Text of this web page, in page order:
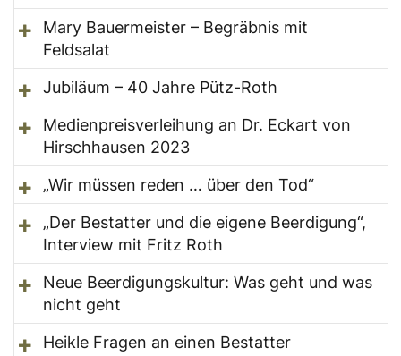
Mary Bauermeister – Begräbnis mit
Feldsalat
Jubiläum – 40 Jahre Pütz-Roth
Medienpreisverleihung an Dr. Eckart von
Hirschhausen 2023
„Wir müssen reden … über den Tod“
„Der Bestatter und die eigene Beerdigung“,
Interview mit Fritz Roth
Neue Beerdigungskultur: Was geht und was
nicht geht
Heikle Fragen an einen Bestatter